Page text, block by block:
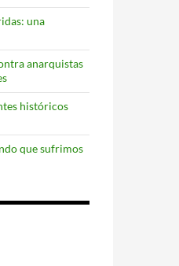
una
anarquistas
históricos
que sufrimos